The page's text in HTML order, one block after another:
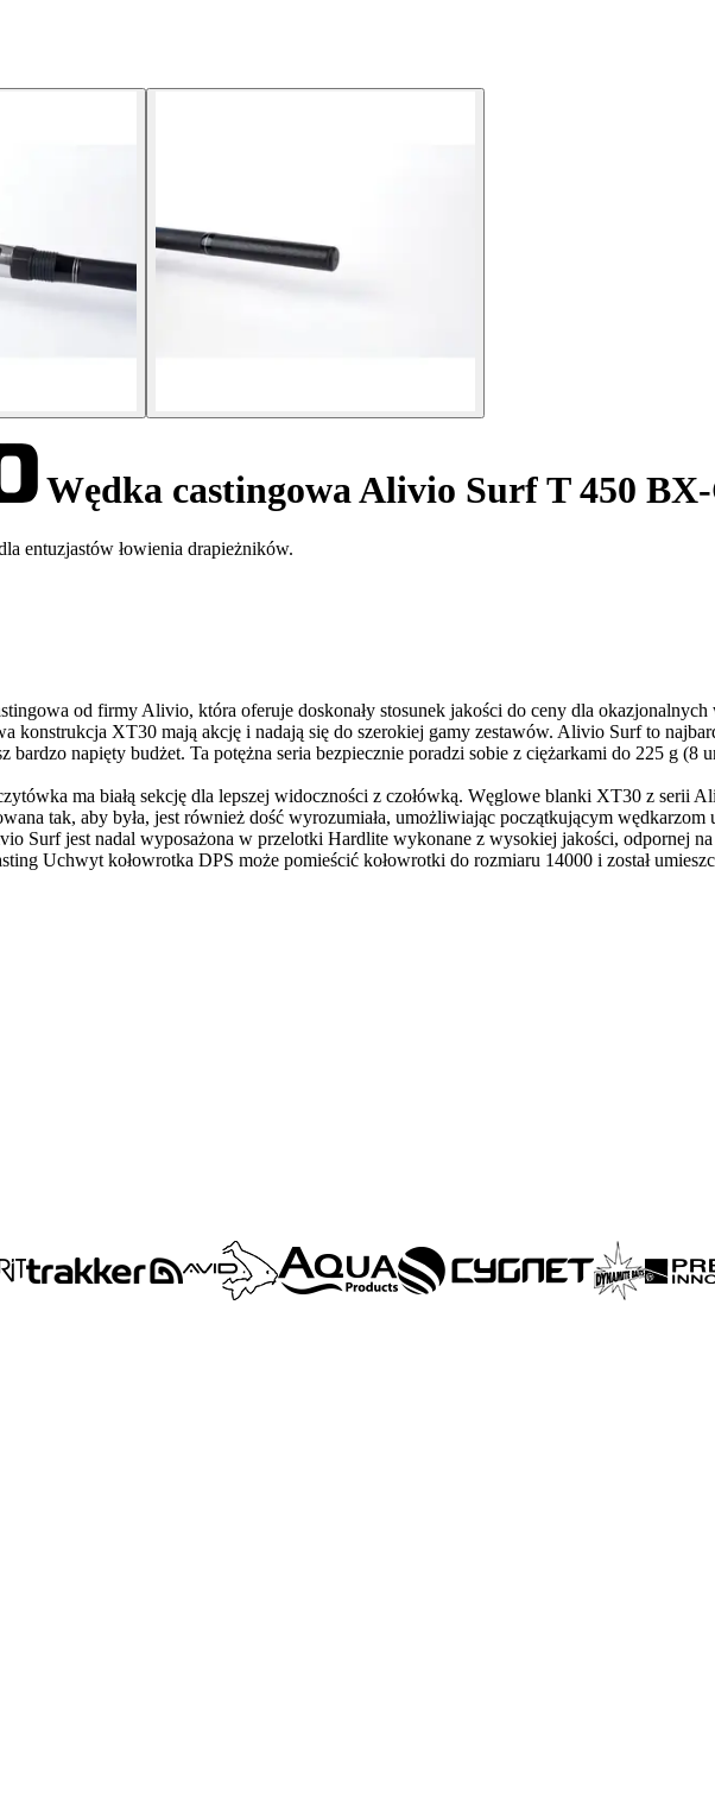
Wędka castingowa Alivio Surf T 450
entuzjastów łowienia drapieżników.
od firmy Alivio, która oferuje doskonały stosunek jakości do ceny dla okazjonalnych
konstrukcja XT30 mają akcję i nadają się do szerokiej gamy zestawów. Alivio Surf to
napięty budżet. Ta potężna seria bezpiecznie poradzi sobie z ciężarkami do 225 g (8
ma białą sekcję dla lepszej widoczności z czołówką. Węglowe blanki XT30 z serii
tak, aby była, jest również dość wyrozumiała, umożliwiając początkującym wędkarzom
Surf jest nadal wyposażona w przelotki Hardlite wykonane z wysokiej jakości, odpornej
Uchwyt kołowrotka DPS może pomieścić kołowrotki do rozmiaru 14000 i został